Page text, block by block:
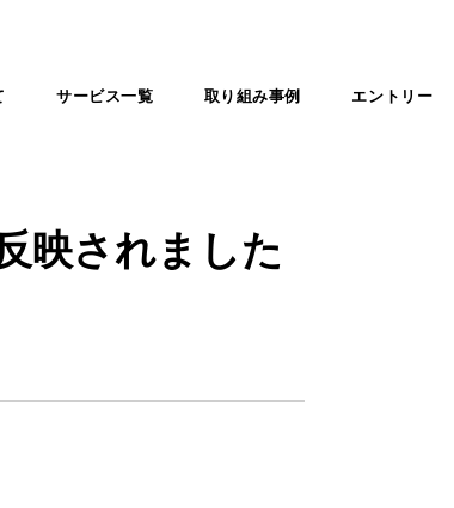
サービス一覧 取り組み事例 エントリー
映されました